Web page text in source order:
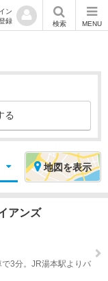
ン
録
検索 MENU
る
地図を表示
アンズ
3分。JR湯本駅よりバ